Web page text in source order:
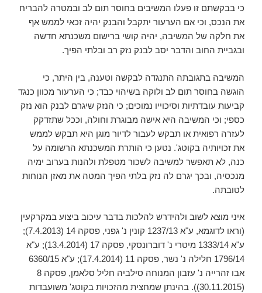
כי בבקשתם זו פעלו המשיבים בחוסר תום לב ובמטרה להבריח
את הנכס, וכי אם הערעור יתקבל והבנק יהיה זכאי לממש אף
את חלקה של המשיבה, יהיה קושי ברישום משכנתא חדשה
ובגביית החוב והדבר יסב לבנק נזק רב ובלתי הפיך.
המשיבה בתגובתה התנגדה לבקשה וטענה, בין היתר, כי
הוגשה בחוסר תום לב ולוקה בשיהוי כבד; כי הערעור מכוון כנגד
קביעות עובדתיות וסיכוייו נמוכים; כי הנזק שיגרם לבנק הוא נזק
כספי; וכי המשיבה היא אישה מבוגרת וחולה, וככל שתזדקק
לעזרה רפואית או תבקש לעבור לדיור מוגן היא תבקש לממש
את זכויותיה בקוטג'. נטען כי הותרת המשכנתא הרשומה על
כנה, לא תאפשר למשיבה לשכור מטפלת ולהנות בערוב ימיה
מנכסיה, ובכך יגרם לה נזק בלתי הפיך המטה את מאזן הנוחות
לטובתה.
איני מוצא לשוב ולהידרש להלכות בדבר עיכוב ביצוע במקרקעין
(וראו לדוגמא, ע"א 1237/13 קונין נ' גפני, פסקה 14 (7.4.2013);
ע"א 1333/14 מיטרי נ' דוברונסקי, פסקה 17 (‏13.4.2014); ע"א
1796/14 חלילה נ' נשר, פסקה 11 (17.4.2014); ע"א 6360/15
אבו זהרייה נ' עזבון המנוחה סילביה חליל סלאמן, פסקה 8
(30.11.2015)). בהינתן שמחצית מהזכויות בקוטג' משועבדות